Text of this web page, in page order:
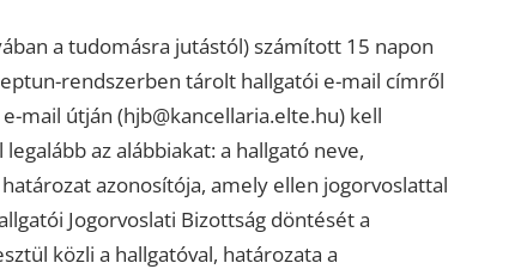
a tudomásra jutástól) számított 15 napon
rendszerben tárolt hallgatói e-mail címről
mail útján (hjb@kancellaria.elte.hu) kell
az alábbiakat: a hallgató neve,
azonosítója, amely ellen jogorvoslattal
Jogorvoslati Bizottság döntését a
közli a hallgatóval, határozata a